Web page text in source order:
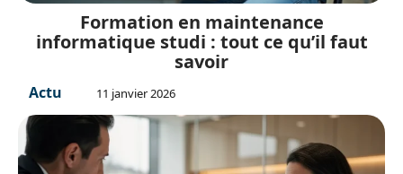
Formation en maintenance
informatique studi : tout ce qu’il faut
savoir
Actu 11 janvier 2026